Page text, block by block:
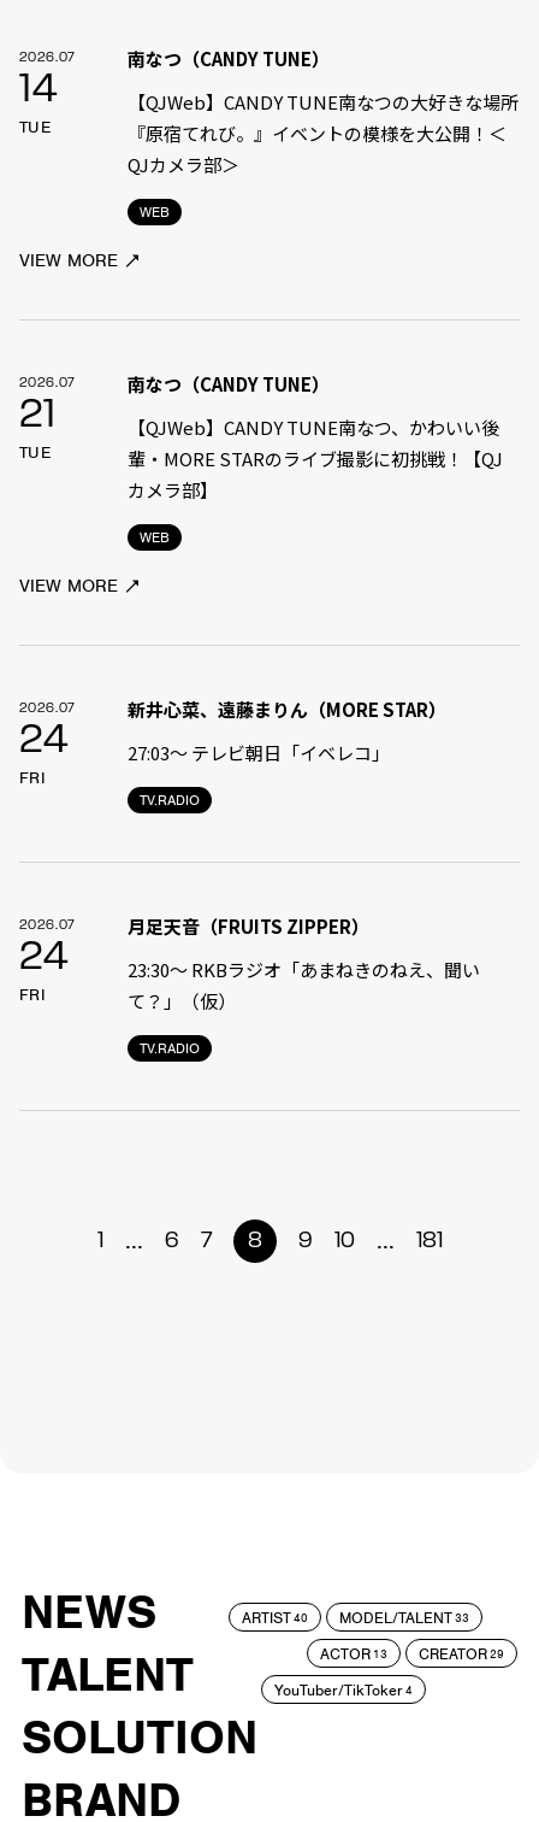
2026.07
14
TUE
WEB
南なつ（CANDY TUNE）
【QJWeb】CANDY TUNE南なつの大好きな場所
『原宿てれび。』イベントの模様を大公開！＜
QJカメラ部＞
VIEW MORE
2026.07
21
TUE
WEB
南なつ（CANDY TUNE）
【QJWeb】CANDY TUNE南なつ、かわいい後
輩・MORE STARのライブ撮影に初挑戦！【QJ
カメラ部】
VIEW MORE
2026.07
24
FRI
TV.RADIO
新井心菜、遠藤まりん（MORE STAR）
27:03〜 テレビ朝日「イベレコ」
2026.07
24
FRI
TV.RADIO
月足天音（FRUITS ZIPPER）
23:30〜 RKBラジオ「あまねきのねえ、聞い
て？」（仮）
1 ... 6 7 8 9 10 ... 181
NEWS
TALENT
SOLUTION
BRAND
ARTIST40 MODEL/TALENT33
ACTOR 13 CREATOR29
YouTuber/TikToker4